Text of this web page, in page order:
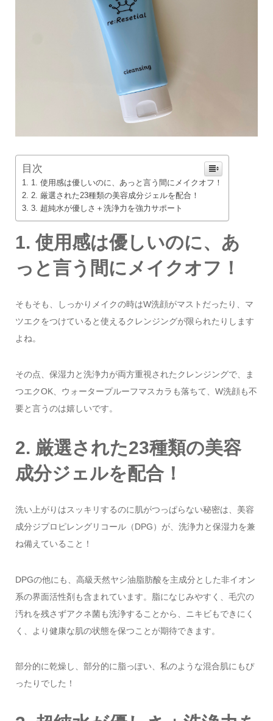
目次
1. 使用感は優しいのに、あっと言う間にメイクオフ！
2. 厳選された23種類の美容成分ジェルを配合！
3. 超純水が優しさ＋洗浄力を強力サポート
1. 使用感は優しいのに、あ
っと言う間にメイクオフ！
そもそも、しっかりメイクの時はW洗顔がマストだったり、マ
ツエクをつけていると使えるクレンジングが限られたりします
よね。
その点、保湿力と洗浄力が両方重視されたクレンジングで、ま
つエクOK、ウォータープルーフマスカラも落ちて、W洗顔も不
要と言うのは嬉しいです。
2. 厳選された23種類の美容
成分ジェルを配合！
洗い上がりはスッキリするのに肌がつっぱらない秘密は、美容
成分ジプロピレングリコール（DPG）が、洗浄力と保湿力を兼
ね備えていること！
DPGの他にも、高級天然ヤシ油脂肪酸を主成分とした非イオン
系の界面活性剤も含まれています。脂になじみやすく、毛穴の
汚れを残さずアクネ菌も洗浄することから、ニキビもできにく
く、より健康な肌の状態を保つことが期待できます。
部分的に乾燥し、部分的に脂っぽい、私のような混合肌にもぴ
ったりでした！